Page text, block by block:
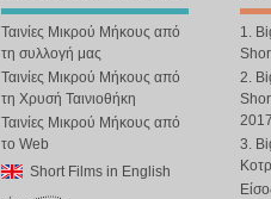
Ταινίες Μικρού Μήκους από
τη συλλογή μας
Ταινίες Μικρού Μήκους από
τη Χρυσή Ταινιοθήκη
Ταινίες Μικρού Μήκους από
το Web
Short Films in English
1.
2.
3.